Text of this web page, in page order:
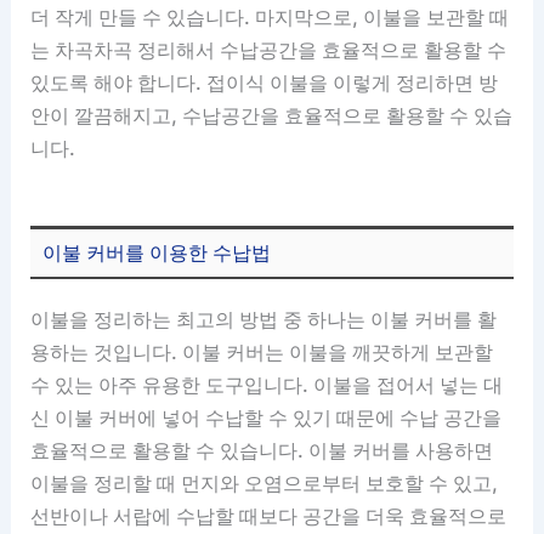
더 작게 만들 수 있습니다. 마지막으로, 이불을 보관할 때
는 차곡차곡 정리해서 수납공간을 효율적으로 활용할 수
있도록 해야 합니다. 접이식 이불을 이렇게 정리하면 방
안이 깔끔해지고, 수납공간을 효율적으로 활용할 수 있습
니다.
이불 커버를 이용한 수납법
이불을 정리하는 최고의 방법 중 하나는 이불 커버를 활
용하는 것입니다. 이불 커버는 이불을 깨끗하게 보관할
수 있는 아주 유용한 도구입니다. 이불을 접어서 넣는 대
신 이불 커버에 넣어 수납할 수 있기 때문에 수납 공간을
효율적으로 활용할 수 있습니다. 이불 커버를 사용하면
이불을 정리할 때 먼지와 오염으로부터 보호할 수 있고,
선반이나 서랍에 수납할 때보다 공간을 더욱 효율적으로